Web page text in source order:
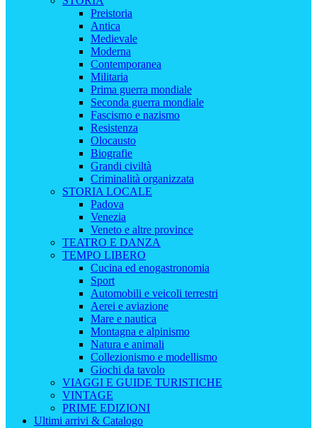
Preistoria
Antica
Medievale
Moderna
Contemporanea
Militaria
Prima guerra mondiale
Seconda guerra mondiale
Fascismo e nazismo
Resistenza
Olocausto
Biografie
Grandi civiltà
Criminalità organizzata
STORIA LOCALE
Padova
Venezia
Veneto e altre province
TEATRO E DANZA
TEMPO LIBERO
Cucina ed enogastronomia
Sport
Automobili e veicoli terrestri
Aerei e aviazione
Mare e nautica
Montagna e alpinismo
Natura e animali
Collezionismo e modellismo
Giochi da tavolo
VIAGGI E GUIDE TURISTICHE
VINTAGE
PRIME EDIZIONI
Ultimi arrivi & Catalogo